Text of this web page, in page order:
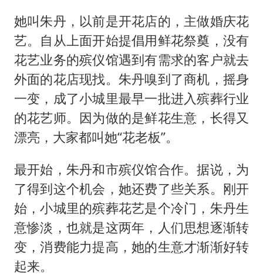
她叫朱丹，以前是开花店的，主做婚庆花
艺。自从上面开始提倡用鲜花祭奠，没有
花艺业务的殡仪馆遇到有需求的客户就去
外面的花店现找。朱丹嗅到了商机，摇身
一变，成了小城里最早一批进入殡葬行业
的花艺师。因为做的是鲜花生意，长得又
漂亮，大家都叫她“花老板”。
最开始，朱丹和市殡仪馆合作。据说，为
了得到这个机会，她还费了些关系。刚开
始，小城里的殡葬花艺是个冷门，朱丹生
意惨淡，也就是这两年，人们思想逐渐转
变，消费能力提高，她的生意才渐渐好转
起来。